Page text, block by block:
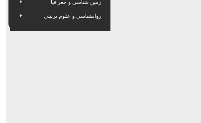
زمین شناسی و جغرافیا
روانشناسي و علوم تربيتي